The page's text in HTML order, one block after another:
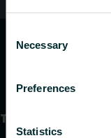
Selection
Necessary
Preferences
Statistics
Tuotteet